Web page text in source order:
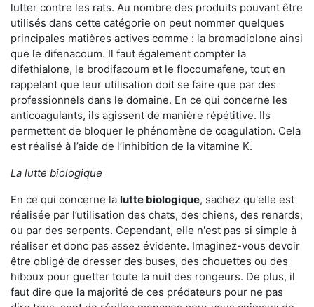
lutter contre les rats. Au nombre des produits pouvant être
utilisés dans cette catégorie on peut nommer quelques
principales matières actives comme : la bromadiolone ainsi
que le difenacoum. Il faut également compter la
difethialone, le brodifacoum et le flocoumafene, tout en
rappelant que leur utilisation doit se faire que par des
professionnels dans le domaine. En ce qui concerne les
anticoagulants, ils agissent de manière répétitive. Ils
permettent de bloquer le phénomène de coagulation. Cela
est réalisé à l’aide de l’inhibition de la vitamine K.
La lutte biologique
En ce qui concerne la lutte biologique, sachez qu'elle est
réalisée par l’utilisation des chats, des chiens, des renards,
ou par des serpents. Cependant, elle n'est pas si simple à
réaliser et donc pas assez évidente. Imaginez-vous devoir
être obligé de dresser des buses, des chouettes ou des
hiboux pour guetter toute la nuit des rongeurs. De plus, il
faut dire que la majorité de ces prédateurs pour ne pas